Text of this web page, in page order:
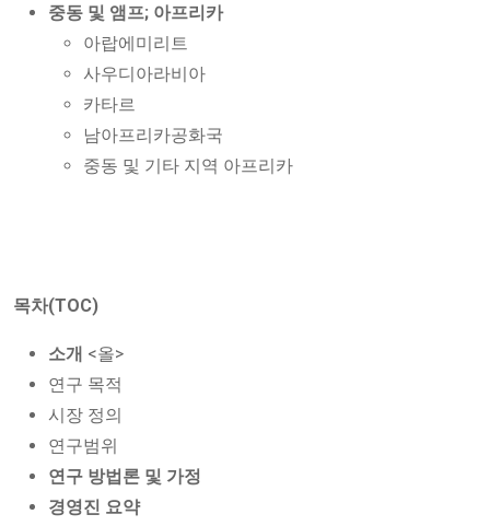
중동 및 앰프; 아프리카
아랍에미리트
사우디아라비아
카타르
남아프리카공화국
중동 및 기타 지역 아프리카
목차(TOC)
소개 <올>
연구 목적
시장 정의
연구범위
연구 방법론 및 가정
경영진 요약